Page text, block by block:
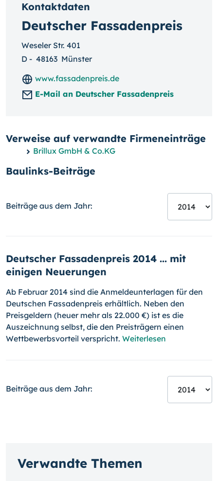
Kontaktdaten
Deutscher Fassadenpreis
Weseler Str. 401
D - 48163 Münster
www.fassadenpreis.de
E-Mail an Deutscher Fassadenpreis
Verweise auf verwandte Firmeneinträge
Brillux GmbH & Co.KG
Baulinks-Beiträge
Beiträge aus dem Jahr:
Deutscher Fassadenpreis 2014 ... mit
einigen Neuerungen
Ab Februar 2014 sind die Anmeldeunterlagen für den
Deutschen Fassa­den­preis erhältlich. Neben den
Preisgeldern (heuer mehr als 22.000 €) ist es die
Auszeichnung selbst, die den Preisträgern einen
Wettbe­werbs­vorteil verspricht. Weiterlesen
Beiträge aus dem Jahr:
Verwandte Themen